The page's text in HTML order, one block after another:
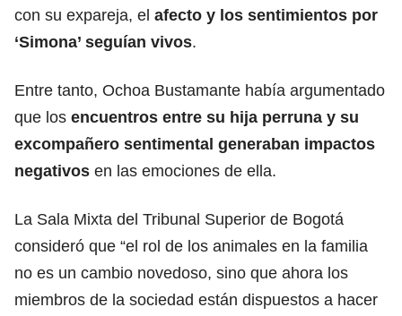
con su expareja, el afecto y los sentimientos por
‘Simona’ seguían vivos.
Entre tanto, Ochoa Bustamante había argumentado
que los encuentros entre su hija perruna y su
excompañero sentimental generaban impactos
negativos en las emociones de ella.
La Sala Mixta del Tribunal Superior de Bogotá
consideró que “el rol de los animales en la familia
no es un cambio novedoso, sino que ahora los
miembros de la sociedad están dispuestos a hacer